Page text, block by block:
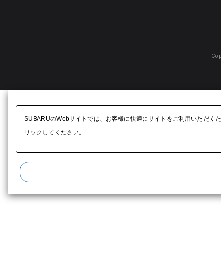
SUBARUのWebサイトでは、お客様に快適にサイトをご利用いただく
リックしてください。​